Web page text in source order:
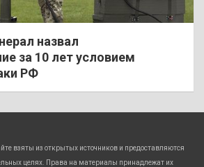
назвал
за 10 лет условием
РФ
взяты из открытых источников и предоставляются
целях. Права на материалы принадлежат их